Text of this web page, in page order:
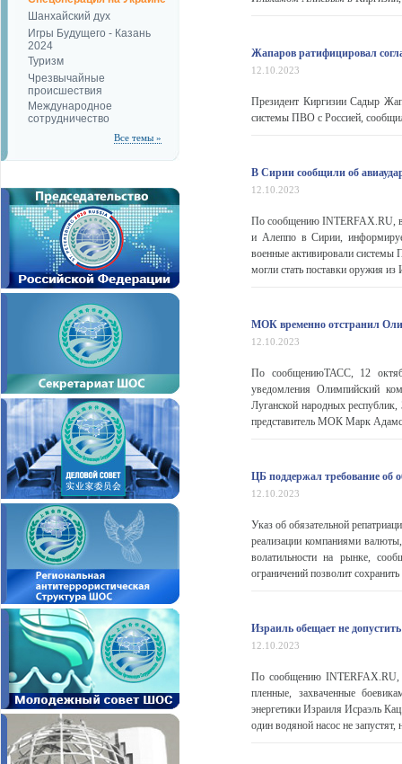
Шанхайский дух
Игры Будущего - Казань
2024
Туризм
Чрезвычайные
происшествия
Международное
сотрудничество
Все темы »
Жапаров ратифицировал
12.10.2023
Президент Киргизии Садыр
системы ПВО с Россией,
В Сирии сообщили об
12.10.2023
По сообщению INTERFAX.RU,
и Алеппо в Сирии,
военные активировали
могли стать поставки оружия
МОК временно отстранил
12.10.2023
По сообщениюТАСС, 12
уведомления Олимпийский
Луганской народных
представитель МОК Марк
ЦБ поддержал требование об
12.10.2023
Указ об обязательной
реализации компаниями
волатильности на рынке,
ограничений позволит
Израиль обещает не
12.10.2023
По сообщению INTERFAX.RU,
пленные, захваченные
энергетики Израиля Исраэль
один водяной насос не